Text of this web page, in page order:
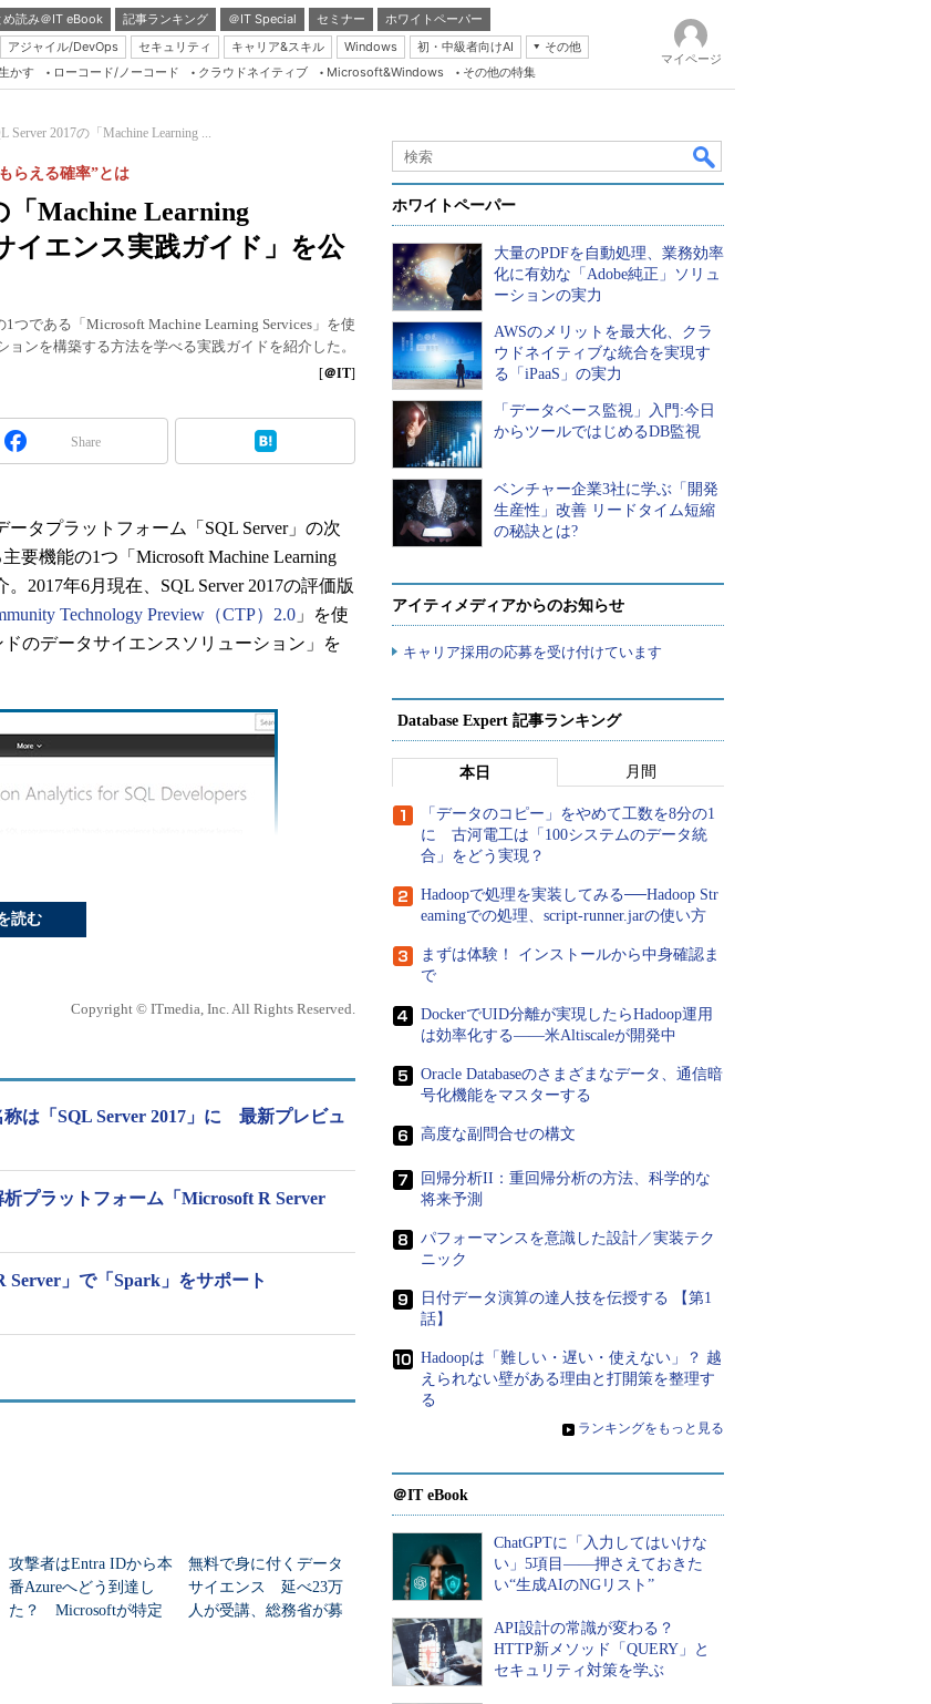
め読み＠IT eBook 記事ランキング ＠IT Special セミナー
ホワイトペーパー
アジャイル/DevOps セキュリティ キャリア&スキル Windows 初・中級者向けAI
その他
Server & Storage
Database Expert
Master of IP Network
Security & Trust
かす ローコード/ノーコード クラウドネイティブ Microsoft&Windows その他の特集
マイページ
Server 2017の「Machine Learning ...
「Machine Learning
イエンス実践ガイド」を公
らえる確率”とは
つである「Microsoft Machine Learning Services」を使
ンを構築する方法を学べる実践ガイドを紹介した。
[＠IT]
Share
タプラットフォーム「SQL Server」の次
要機能の1つ「Microsoft Machine Learning
2017年6月現在、SQL Server 2017の評価版
Technology Preview（CTP）2.0 」を使
のデータサイエンスソリューション」を
で展開してきた「Microsoft R Services」を
リプトをデータベースサーバ内で直接実行
ドプロシージャとしてデータベースに簡単
データの“近く”で実行できる。データサイ
エンドツーエンドの機械学習ソリューショ
for SQL Developers」（2017年5月25
ている。これらのステップに従うこと
読む
Copyright © ITmedia, Inc. All Rights Reserved.
は「SQL Server 2017」に 最新プレビュ
プラットフォーム「Microsoft R Server
Server」で「Spark」をサポート
攻撃者はEntra IDから本
番Azureへどう到達し
た？ Microsoftが特定
無料で身に付くデータ
サイエンス 延べ23万
人が受講、総務省が募
ホワイトペーパー
大量のPDFを自動処理、業務効率
化に有効な「Adobe純正」ソリュ
ーションの実力
AWSのメリットを最大化、クラ
ウドネイティブな統合を実現す
る「iPaaS」の実力
「データベース監視」入門:今日
からツールではじめるDB監視
ベンチャー企業3社に学ぶ「開発
生産性」改善 リードタイム短縮
の秘訣とは?
アイティメディアからのお知らせ
キャリア採用の応募を受け付けています
Database Expert 記事ランキング
本日 月間
「データのコピー」をやめて工数を8分の1
に 古河電工は「100システムのデータ統
合」をどう実現？
Hadoopで処理を実装してみる──Hadoop Str
eamingでの処理、script-runner.jarの使い方
まずは体験！ インストールから中身確認ま
で
DockerでUID分離が実現したらHadoop運用
は効率化する――米Altiscaleが開発中
Oracle Databaseのさまざまなデータ、通信暗
号化機能をマスターする
高度な副問合せの構文
回帰分析II：重回帰分析の方法、科学的な
将来予測
パフォーマンスを意識した設計／実装テク
ニック
日付データ演算の達人技を伝授する 【第1
話】
Hadoopは「難しい・遅い・使えない」？ 越
えられない壁がある理由と打開策を整理す
る
» ランキングをもっと見る
＠IT eBook
ChatGPTに「入力してはいけな
い」5項目――押さえておきた
い“生成AIのNGリスト”
API設計の常識が変わる？
HTTP新メソッド「QUERY」と
セキュリティ対策を学ぶ